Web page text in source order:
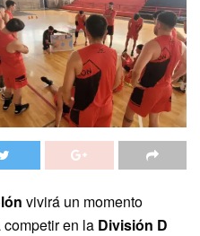
vivirá un momento
en la División D